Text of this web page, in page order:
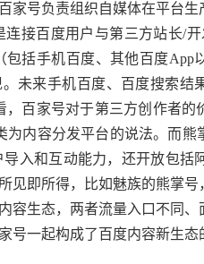
家号负责组织自媒体在平台
接百度用户与第三方站长/
括手机百度、其他百度App
未来手机百度、百度搜索结
，百家号对于第三方创作者
内容分发平台的说法。而熊
入和互动能力，还开放包括
见即所得，比如魅族的熊掌
容生态，两者流量入口不同、
号一起构成了百度内容新生